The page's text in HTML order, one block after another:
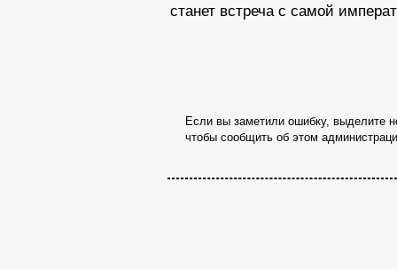
станет встреча с самой
Если вы заметили ошибку, выделите
чтобы сообщить об этом